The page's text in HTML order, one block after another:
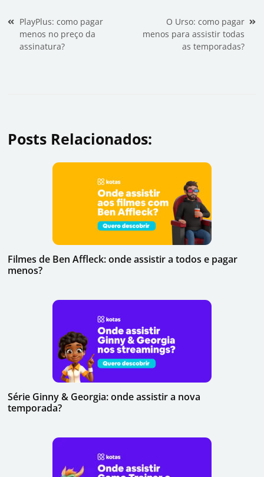
Navegação de Post
PlayPlus: como pagar
menos no preço da
assinatura?
O Urso: como pagar
menos para assistir todas
as temporadas?
Posts Relacionados:
Filmes de Ben Affleck: onde assistir a todos e pagar
menos?
Série Ginny & Georgia: onde assistir a nova
temporada?